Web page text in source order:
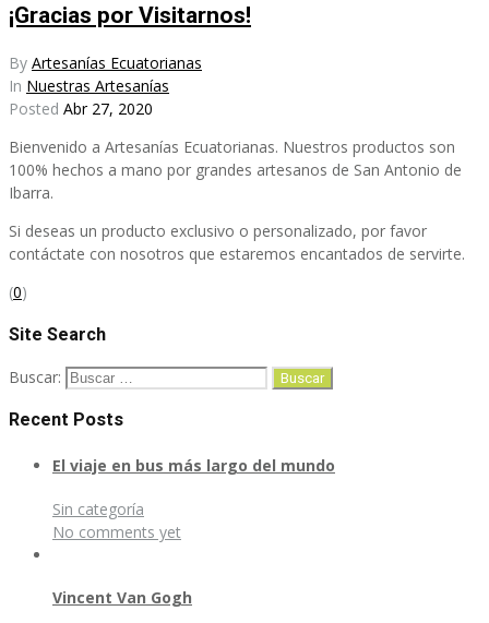
¡Gracias por Visitarnos!
By Artesanías Ecuatorianas
In Nuestras Artesanías
Posted Abr 27, 2020
Bienvenido a Artesanías Ecuatorianas. Nuestros productos son
100% hechos a mano por grandes artesanos de San Antonio de
Ibarra.
Si deseas un producto exclusivo o personalizado, por favor
contáctate con nosotros que estaremos encantados de servirte.
(0)
Site Search
Buscar:
Recent Posts
El viaje en bus más largo del mundo
Sin categoría
No comments yet
Vincent Van Gogh